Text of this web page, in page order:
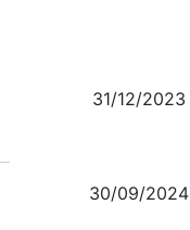
31/12/2023
30/09/2024